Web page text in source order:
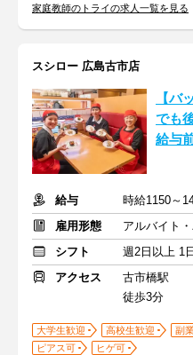
家庭教師のトライの求人一覧を見る
スシロー 広島古市店
【バ
でも
給与
給与
時給1150～
雇用形態
アルバイト
シフト
週2日以上 1
アクセス
古市橋駅
徒歩3分
大学生歓迎 高校生歓迎
副
ピアス可
ヒゲ可